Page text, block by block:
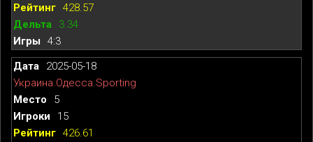
428.57
3.34
4:3
2025-05-18
Украина.Одесса.Sporting
5
15
426.61